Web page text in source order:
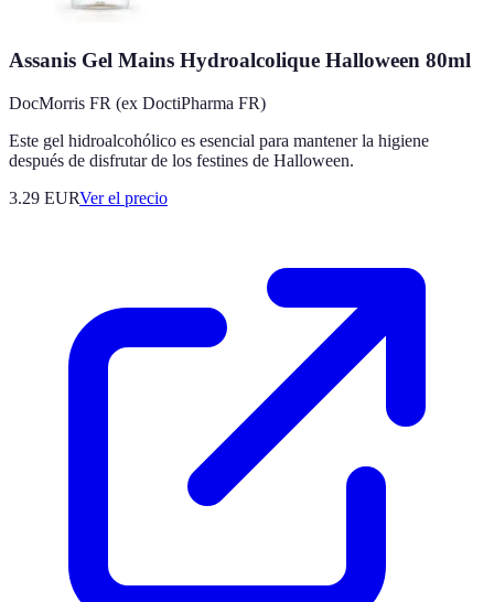
Assanis Gel Mains Hydroalcolique Halloween 80ml
DocMorris FR (ex DoctiPharma FR)
Este gel hidroalcohólico es esencial para mantener la higiene
después de disfrutar de los festines de Halloween.
3.29 EURVer el precio